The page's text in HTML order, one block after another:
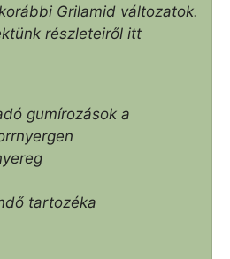
Grilamid változatok.
részleteiről itt
gumírozások a
tartozéka